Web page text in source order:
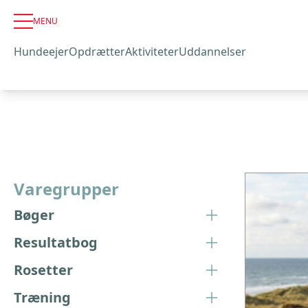
MENU
HundeejerOpdrætterAktiviteterUddannelser
Varegrupper
Bøger
Resultatbog
Rosetter
Træning